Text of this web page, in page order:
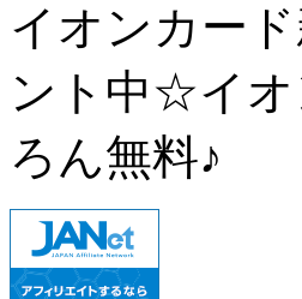
イオンカー
ント中☆イオ
ろん無料♪